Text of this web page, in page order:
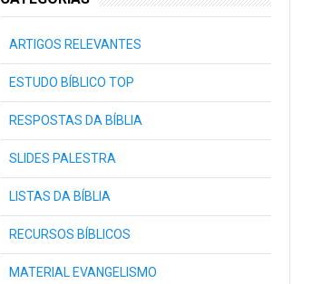
ARTIGOS RELEVANTES
ESTUDO BÍBLICO TOP
RESPOSTAS DA BÍBLIA
SLIDES PALESTRA
LISTAS DA BÍBLIA
RECURSOS BÍBLICOS
MATERIAL EVANGELISMO